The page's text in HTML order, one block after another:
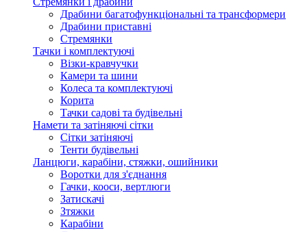
Драбини багатофункціональні та трансформери
Драбини приставні
Стремянки
Тачки і комплектуючі
Візки-кравчучки
Камери та шини
Колеса та комплектуючі
Корита
Тачки садові та будівельні
Намети та затіняючі сітки
Сітки затіняючі
Тенти будівельні
Ланцюги, карабіни, стяжки, ошийники
Воротки для з'єднання
Гачки, кооси, вертлюги
Затискачі
Зтяжки
Карабіни